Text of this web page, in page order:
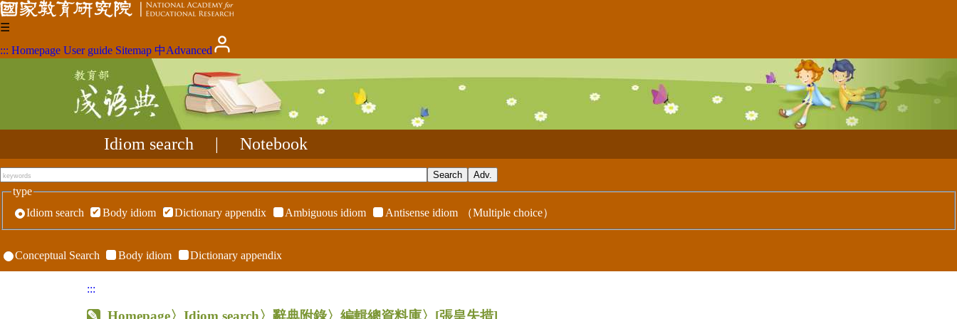
☰
::: Homepage User guide Sitemap 中Advanced
Idiom search Notebook
type
Idiom search
Body idiom Dictionary appendix Ambiguous idiom Antisense idiom （Multiple choice）
Conceptual Search Body idiom Dictionary appendix
:::
Homepage〉Idiom search〉辭典附錄〉編輯總資料庫〉 [張皇失措]